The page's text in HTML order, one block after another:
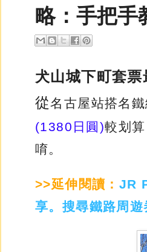
略：手把手
犬山城下町套票
從名古屋站搭名
(1380日圓)較划
唷。
>>延伸閱讀： JR
享。搜尋鐵路周